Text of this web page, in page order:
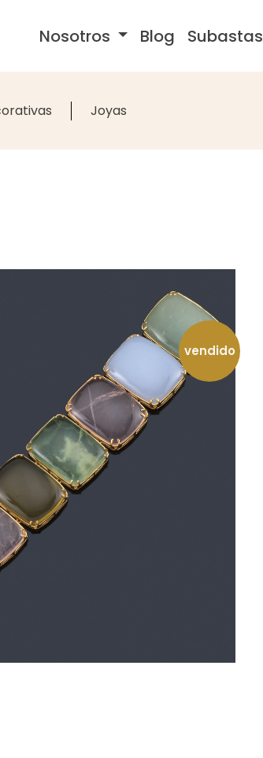
Nosotros Blog Subastas
Joyas
vendido